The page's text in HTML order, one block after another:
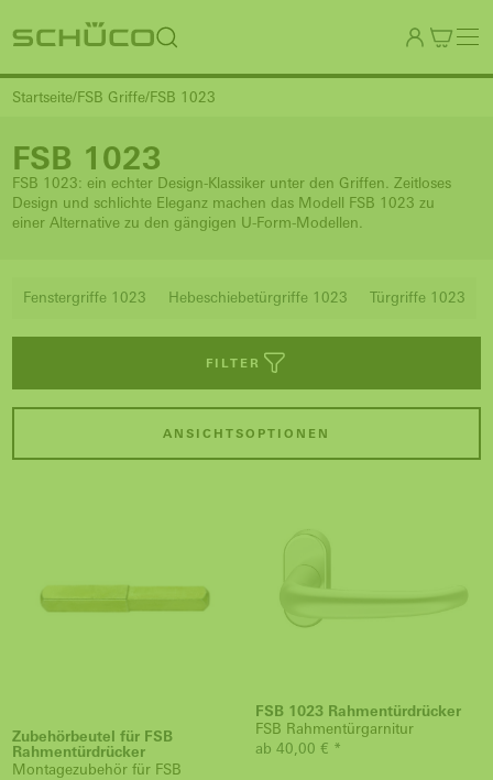
Startseite FSB Griffe FSB 1023
FSB 1023
FSB 1023: ein echter Design-Klassiker unter den Griffen. Zeitloses
Design und schlichte Eleganz machen das Modell FSB 1023 zu
einer Alternative zu den gängigen U-Form-Modellen.
Fenstergriffe 1023 Hebeschiebetürgriffe 1023 Türgriffe 1023
FILTER
ANSICHTSOPTIONEN
Zubehörbeutel für FSB
Rahmentürdrücker
Montagezubehör für FSB
FSB 1023 Rahmentürdrücker
FSB Rahmentürgarnitur
ab 40,00 € *